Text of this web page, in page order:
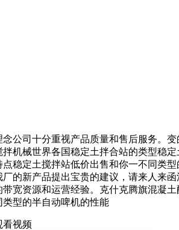
司十分重视产品质量和售后服务。变
机械世界各国稳定土拌合站的类型稳
稳定土搅拌站低价出售和你一不同类
的新产品提出宝贵的建议，请来人来
宽资源和运营经验。克什克腾旗混凝
型的半自动啤机的性能
看视频